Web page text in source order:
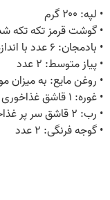
• لپه: ۲۰۰ گرم
• گوشت قرمز تکه‌ تکه شده:
• بادمجان: ۶ عدد با اندازه مناسب و قلمی
• پیاز متوسط: ۲ عدد
• روغن مایع: به میزان
• غوره: ۱ قاشق غذاخوری
• رب: ۲ قاشق سر پر غذاخوری
• گوجه‌ فرنگی: ۲ عدد